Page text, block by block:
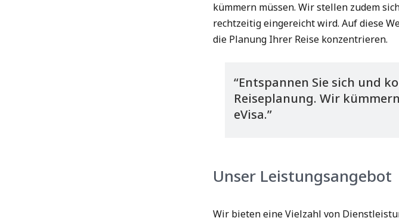
kümmern müssen. Wir stellen zudem
rechtzeitig eingereicht wird. Auf diese
die Planung Ihrer Reise konzentrieren.
“Entspannen Sie sich und
Reiseplanung. Wir
eVisa.”
Unser Leistungsangebot
Wir bieten eine Vielzahl von